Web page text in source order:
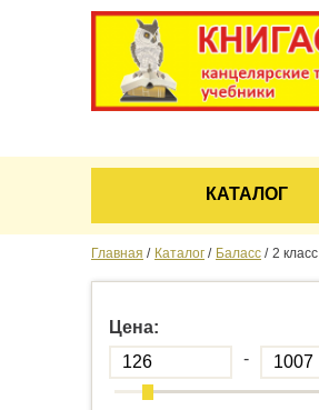
КАТАЛОГ
Главная Каталог Баласс 2 класс
Цена:
-